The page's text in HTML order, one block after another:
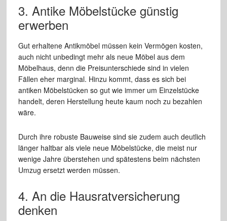
3. Antike Möbelstücke günstig
erwerben
Gut erhaltene Antikmöbel müssen kein Vermögen kosten,
auch nicht unbedingt mehr als neue Möbel aus dem
Möbelhaus, denn die Preisunterschiede sind in vielen
Fällen eher marginal. Hinzu kommt, dass es sich bei
antiken Möbelstücken so gut wie immer um Einzelstücke
handelt, deren Herstellung heute kaum noch zu bezahlen
wäre.
Durch ihre robuste Bauweise sind sie zudem auch deutlich
länger haltbar als viele neue Möbelstücke, die meist nur
wenige Jahre überstehen und spätestens beim nächsten
Umzug ersetzt werden müssen.
4. An die Hausratversicherung
denken